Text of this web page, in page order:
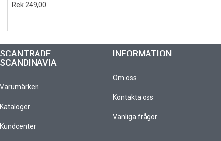
Rek 249,00
SCANTRADE
SCANDINAVIA
Varumärken
Kataloger
Kundcenter
INFORMATION
Om oss
Kontakta oss
Vanliga frågor